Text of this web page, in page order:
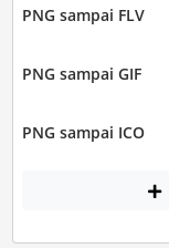
PNG sampai FLV
PNG sampai GIF
PNG sampai ICO